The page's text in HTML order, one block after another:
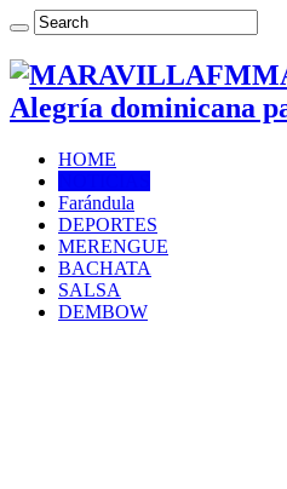
Alegría dominicana
HOME
Farándula
DEPORTES
MERENGUE
BACHATA
SALSA
DEMBOW